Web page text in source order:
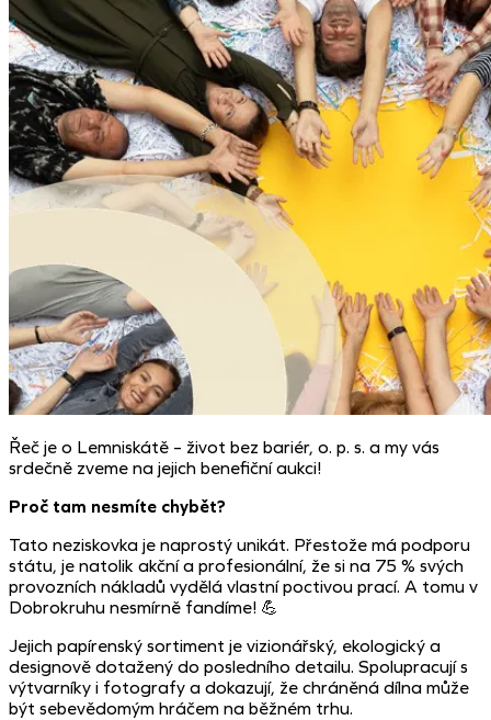
Řeč je o Lemniskátě – život bez bariér, o. p. s. a my vás
srdečně zveme na jejich benefiční aukci!
Proč tam nesmíte chybět?
Tato neziskovka je naprostý unikát. Přestože má podporu
státu, je natolik akční a profesionální, že si na 75 % svých
provozních nákladů vydělá vlastní poctivou prací. A tomu v
Dobrokruhu nesmírně fandíme! 💪
Jejich papírenský sortiment je vizionářský, ekologický a
designově dotažený do posledního detailu. Spolupracují s
výtvarníky i fotografy a dokazují, že chráněná dílna může
být sebevědomým hráčem na běžném trhu.